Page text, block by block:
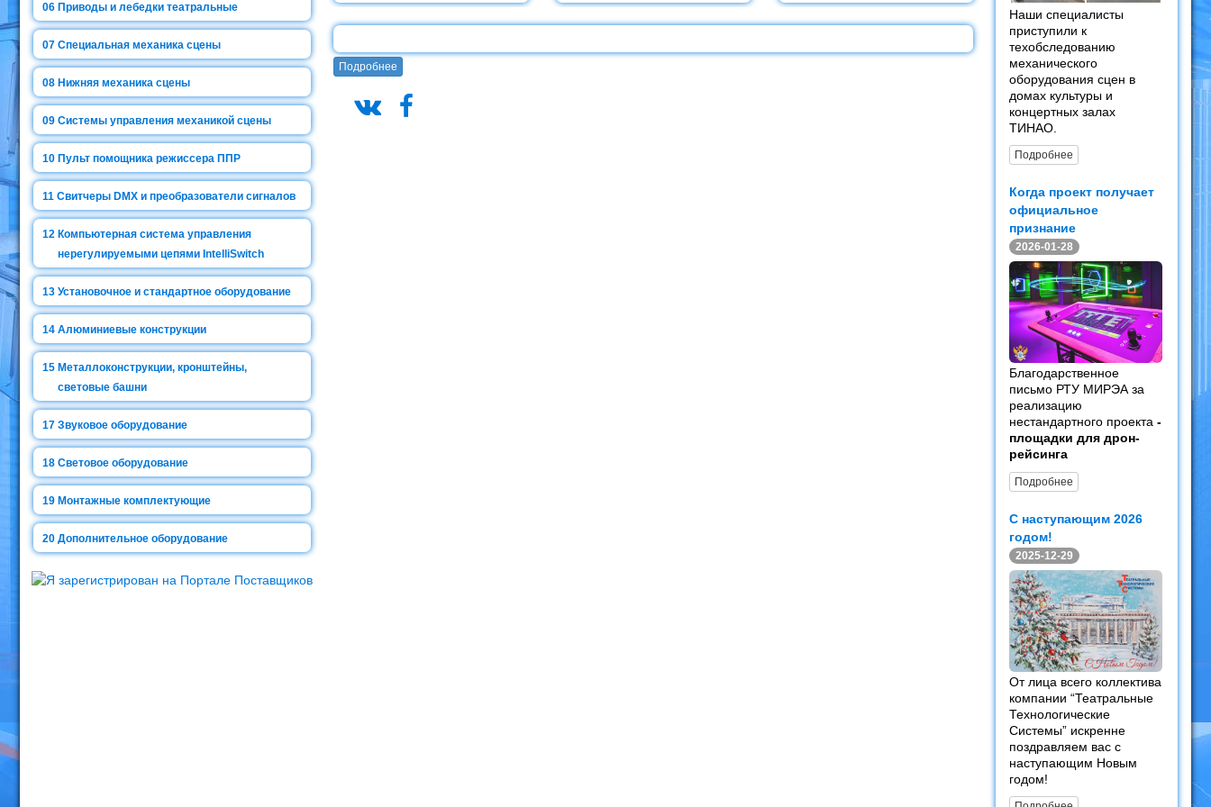
06 Приводы и лебедки театральные
07 Специальная механика сцены
08 Нижняя механика сцены
09 Системы управления механикой сцены
10 Пульт помощника режиссера ППР
11 Свитчеры DMX и преобразователи сигналов
12 Компьютерная система управления
нерегулируемыми цепями IntelliSwitch
13 Установочное и стандартное оборудование
14 Алюминиевые конструкции
15 Металлоконструкции, кронштейны,
световые башни
17 Звуковое оборудование
18 Световое оборудование
19 Монтажные комплектующие
20 Дополнительное оборудование
Подробнее
Наши специалисты
приступили к
техобследованию
механического
оборудования сцен в
домах культуры и
концертных залах
ТИНАО.
Подробнее
Когда проект получает
официальное
признание
2026-01-28
Благодарственное
письмо РТУ МИРЭА за
реализацию
нестандартного проекта -
площадки для дрон-
рейсинга
Подробнее
С наступающим 2026
годом!
2025-12-29
От лица всего коллектива
компании “Театральные
Технологические
Системы” искренне
поздравляем вас с
наступающим Новым
годом!